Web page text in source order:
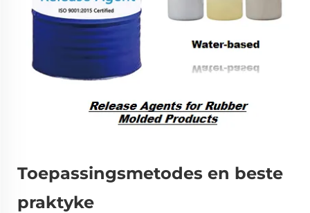
Toepassingsmetodes en beste
praktyke